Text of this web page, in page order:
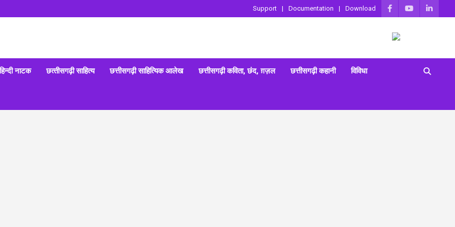
Support Documentation Download
हिन्‍दी नाटक छत्‍तीसगढ़ी साहित्‍य छत्तीसगढ़ी साहित्यिक आलेख छत्तीसगढ़ी कविता, छंद, ग़ज़ल छत्तीसगढ़ी कहानी विविधा